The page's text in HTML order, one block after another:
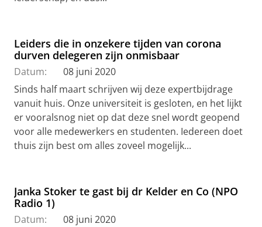
Leiders die in onzekere tijden van corona
durven delegeren zijn onmisbaar
Datum:
08 juni 2020
Sinds half maart schrijven wij deze expertbijdrage
vanuit huis. Onze universiteit is gesloten, en het lijkt
er vooralsnog niet op dat deze snel wordt geopend
voor alle medewerkers en studenten. Iedereen doet
thuis zijn best om alles zoveel mogelijk...
Janka Stoker te gast bij dr Kelder en Co (NPO
Radio 1)
Datum:
08 juni 2020